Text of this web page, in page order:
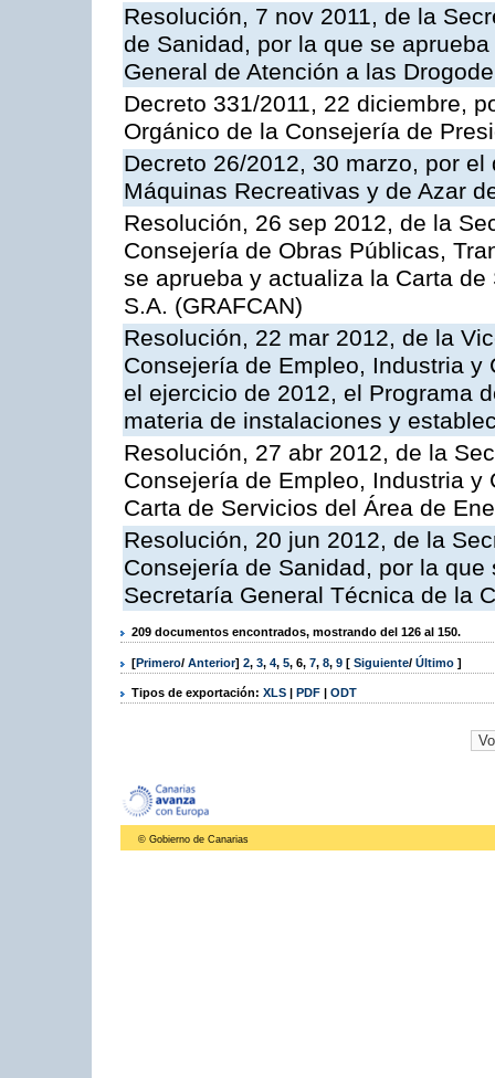
Resolución, 7 nov 2011, de la
de Sanidad, por la que se
General de Atención a las
Decreto 331/2011, 22 diciembre,
Orgánico de la Consejería de
Decreto 26/2012, 30 marzo, por
Máquinas Recreativas y de Azar
Resolución, 26 sep 2012, de la
Consejería de Obras Públicas,
se aprueba y actualiza la Carta
S.A. (GRAFCAN)
Resolución, 22 mar 2012, de la
Consejería de Empleo, Industria
el ejercicio de 2012, el Programa
materia de instalaciones y
Resolución, 27 abr 2012, de la
Consejería de Empleo, Industria
Carta de Servicios del Área de
Resolución, 20 jun 2012, de la
Consejería de Sanidad, por la
Secretaría General Técnica de la
209 documentos encontrados, mostrando del 126 al 150.
[Primero/ Anterior] 2, 3, 4, 5, 6, 7, 8, 9 [ Siguiente/ Último ]
Tipos de exportación: XLS | PDF | ODT
© Gobierno de Canarias